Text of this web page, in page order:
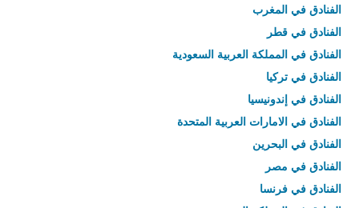
الفنادق في المغرب
الفنادق في قطر
الفنادق في المملكة العربية السعودية
الفنادق في تركيا
الفنادق في إندونيسيا
الفنادق في الامارات العربية المتحدة
الفنادق في البحرين
الفنادق في مصر
الفنادق في فرنسا